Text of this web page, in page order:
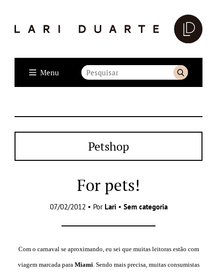
Menu
Petshop
For pets!
07/02/2012 • Por Lari • Sem categoria
Com o carnaval se aproximando, eu sei que muitas leitoras estão com
viagem marcada para Miami . Sendo mais precisa, muitas consumistas